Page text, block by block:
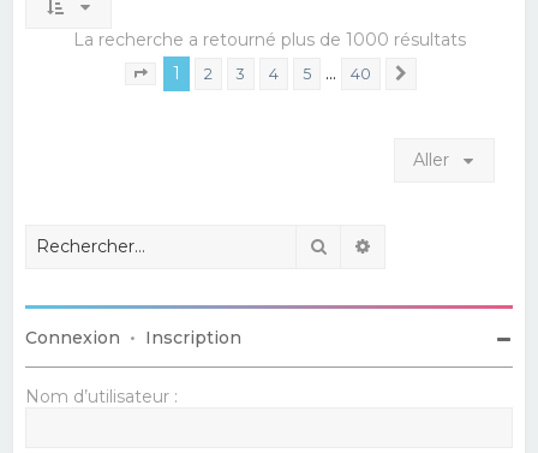
La recherche a retourné plus de 1000 résultats
Page sur 40
1 2 3 4 5 … 40
Aller
Rechercher
Connexion • Inscription
Nom d’utilisateur :